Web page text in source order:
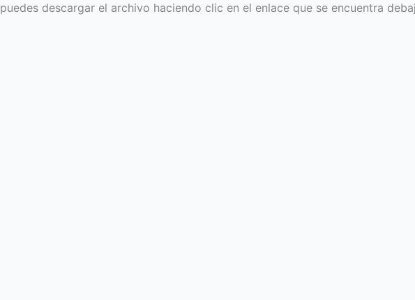
descargar el archivo haciendo clic en el enlace que se encuentra